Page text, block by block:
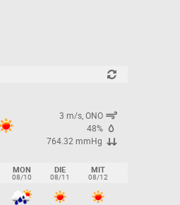
3 m/s, ONO
48%
764.32 mmHg
MON
08/10
DIE
08/11
MIT
08/12